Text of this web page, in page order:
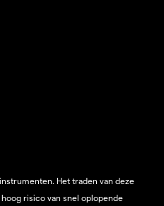
Het traden van deze
risico van snel oplopende